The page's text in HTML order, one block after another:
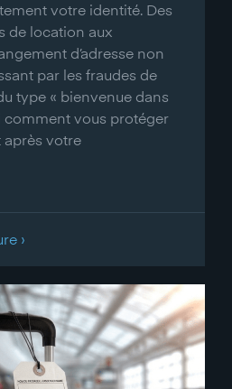
votre identité. Des
de location aux
d’adresse non
par les fraudes de
type « bienvenue dans
comment vous protéger
après votre
›